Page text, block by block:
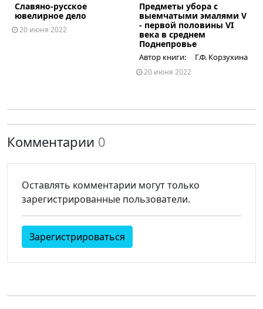
Славяно-русское
ювелирное дело
20 июня 2022
Предметы убора с
выемчатыми эмалями V
- первой половины VI
века в среднем
Поднепровье
Автор книги: Г.Ф. Корзухина
20 июня 2022
Комментарии 0
Оставлять комментарии могут только
зарегистрированные пользователи.
Зарегистрироваться